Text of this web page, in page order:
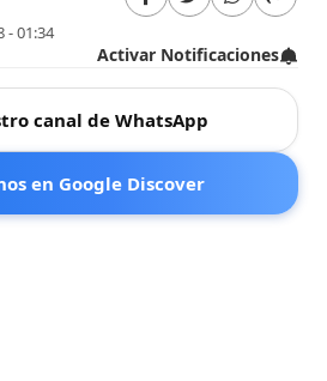
- 01:34
Activar Notificaciones
canal de WhatsApp
en Google Discover